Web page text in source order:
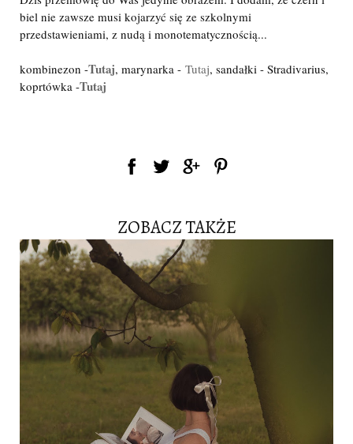
biel nie zawsze musi kojarzyć się ze szkolnymi
przedstawieniami, z nudą i monotematycznością...
kombinezon -Tutaj, marynarka - Tutaj, sandałki - Stradivarius,
koprtówka -Tutaj
ZOBACZ TAKŻE